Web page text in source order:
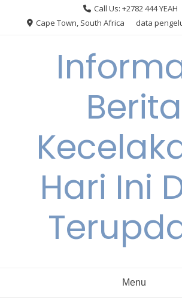
Call Us: +2782 444 YEAH
Cape Town, South Africa
data
Berita
Hari Ini
Menu